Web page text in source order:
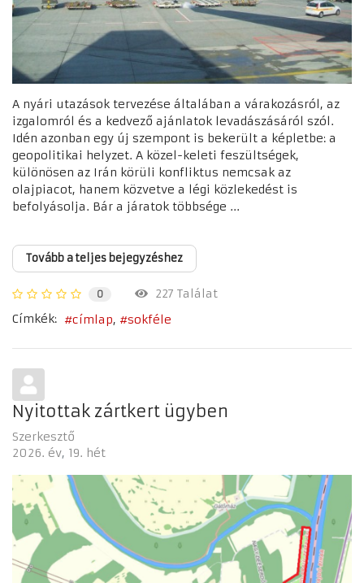
A nyári utazások tervezése általában a várakozásról, az
izgalomról és a kedvező ajánlatok levadászásáról szól.
Idén azonban egy új szempont is bekerült a képletbe: a
geopolitikai helyzet. A közel-keleti feszültségek,
különösen az Irán körüli konfliktus nemcsak az
olajpiacot, hanem közvetve a légi közlekedést is
befolyásolja. Bár a járatok többsége ...
Tovább a teljes bejegyzéshez
0
227 Találat
Címkék:
címlap sokféle
Nyitottak zártkert ügyben
Szerkesztő
2026. év 19. hét